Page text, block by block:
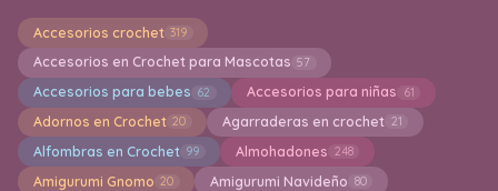
Accesorios crochet 319
Accesorios en Crochet para Mascotas 57
Accesorios para bebes 62 Accesorios para niñas 61
Adornos en Crochet 20 Agarraderas en crochet 21
Alfombras en Crochet 99 Almohadones 248
Amigurumi Gnomo 20 Amigurumi Navideño 80